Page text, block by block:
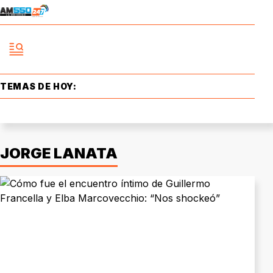
TEMAS DE HOY:
JORGE LANATA